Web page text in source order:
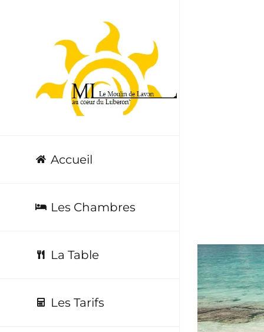
Accueil
Les Chambres
La Table
Les Tarifs
View
Larger
Image